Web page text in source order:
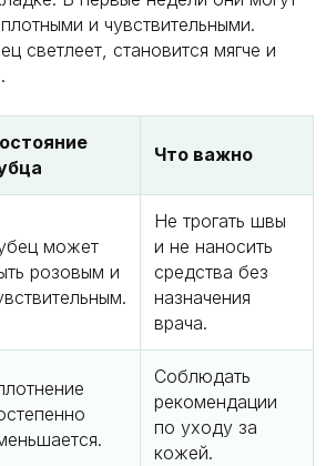
и чувствительными.
светлеет, становится мягче и
Что важно
может
розовым и
Не трогать швы
и не наносить
средства без
назначения
врача.
Соблюдать
рекомендации
по уходу за
кожей.